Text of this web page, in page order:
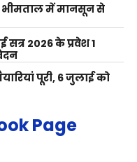
भीमताल में मानसून से
सत्र 2026 के प्रवेश 1
पूरी, 6 जुलाई को
Page